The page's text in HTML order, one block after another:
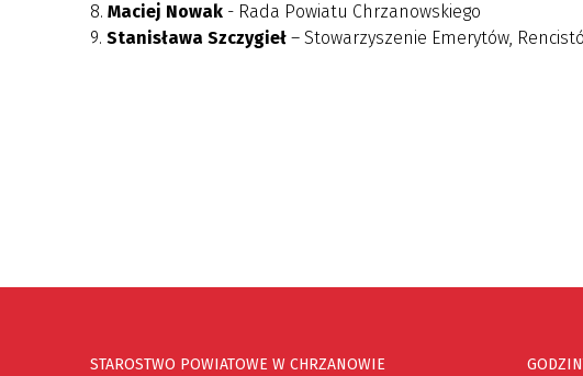
8. Maciej Nowak - Rada Powiatu Chrzanowskiego
9. Stanisława Szczygieł – Stowarzyszenie Emerytów,
STAROSTWO POWIATOWE W CHRZANOWIE